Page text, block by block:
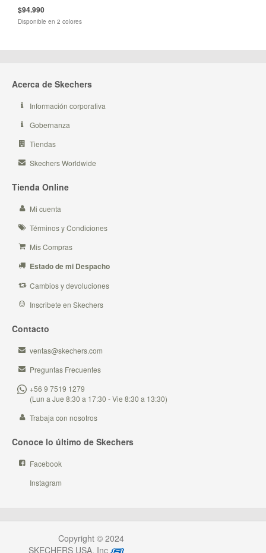
$94.990
Disponible en 2 colores
Acerca de Skechers
Información corporativa
Gobernanza
Tiendas
Skechers Worldwide
Tienda Online
Mi cuenta
Términos y Condiciones
Mis Compras
Estado de mi Despacho
Cambios y devoluciones
Inscribete en Skechers
Contacto
ventas@skechers.com
Preguntas Frecuentes
+56 9 7519 1279
(Lun a Jue 8:30 a 17:30 - Vie 8:30 a 13:30)
Trabaja con nosotros
Conoce lo último de Skechers
Facebook
Instagram
Copyright © 2024
SKECHERS USA, Inc